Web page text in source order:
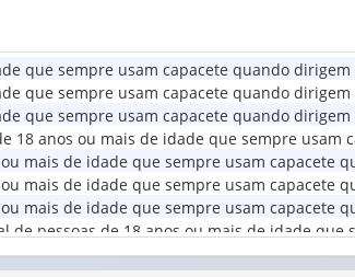
Unidade
Territorial
(1)
Situação
do
domicílio
(1)
que sempre usam capacete quando
que sempre usam capacete quando
que sempre usam capacete quando
18 anos ou mais de idade que sempre
mais de idade que sempre usam capacete
mais de idade que sempre usam
mais de idade que sempre usam
de pessoas de 18 anos ou mais de idade